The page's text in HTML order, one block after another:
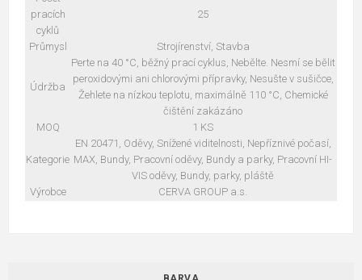
pracích
cyklů
25
Průmysl Strojírenství, Stavba
Údržba
Perte na 40 °C, běžný prací cyklus, Nebělte. Nesmí se bělit
peroxidovými ani chlorovými přípravky, Nesušte v sušičce,
Žehlete na nízkou teplotu, maximálně 110 °C, Chemické
čištění zakázáno
MOQ
1 KS
Kategorie
EN 20471, Oděvy, Snížené viditelnosti, Nepříznivé počasí,
MAX, Bundy, Pracovní oděvy, Bundy a parky, Pracovní HI-
VIS oděvy, Bundy, parky, pláště
Výrobce
CERVA GROUP a.s.